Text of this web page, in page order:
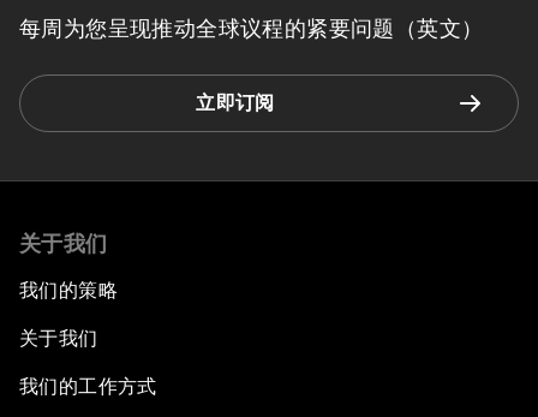
每周为您呈现推动全球议程的紧要问题（英文）
立即订阅
关于我们
我们的策略
关于我们
我们的工作方式